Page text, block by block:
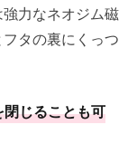
力なネオジム磁
タの裏にくっつ
じることも可